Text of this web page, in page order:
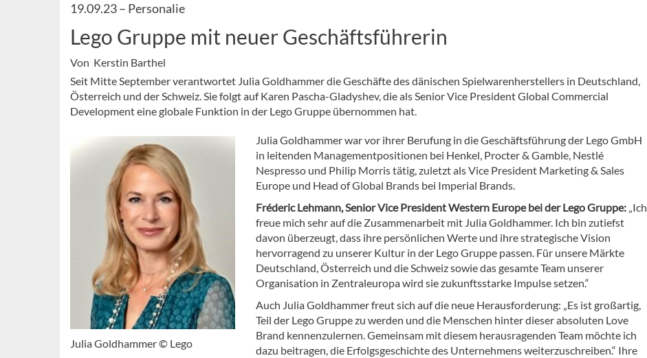
19.09.23 – Personalie
Lego Gruppe mit neuer Geschäftsführerin
Von Kerstin Barthel
Seit Mitte September verantwortet Julia Goldhammer die Geschäfte des dänischen Spielwarenherstellers in Deutschland,
Österreich und der Schweiz. Sie folgt auf Karen Pascha-Gladyshev, die als Senior Vice President Global Commercial
Development eine globale Funktion in der Lego Gruppe übernommen hat.
Julia Goldhammer © Lego
Julia Goldhammer war vor ihrer Berufung in die Geschäftsführung der Lego GmbH
in leitenden Managementpositionen bei Henkel, Procter & Gamble, Nestlé
Nespresso und Philip Morris tätig, zuletzt als Vice President Marketing & Sales
Europe und Head of Global Brands bei Imperial Brands.
Fréderic Lehmann, Senior Vice President Western Europe bei der Lego Gruppe: „Ich
freue mich sehr auf die Zusammenarbeit mit Julia Goldhammer. Ich bin zutiefst
davon überzeugt, dass ihre persönlichen Werte und ihre strategische Vision
hervorragend zu unserer Kultur in der Lego Gruppe passen. Für unsere Märkte
Deutschland, Österreich und die Schweiz sowie das gesamte Team unserer
Organisation in Zentraleuropa wird sie zukunftsstarke Impulse setzen.“
Auch Julia Goldhammer freut sich auf die neue Herausforderung: „Es ist großartig,
Teil der Lego Gruppe zu werden und die Menschen hinter dieser absoluten Love
Brand kennenzulernen. Gemeinsam mit diesem herausragenden Team möchte ich
dazu beitragen, die Erfolgsgeschichte des Unternehmens weiterzuschreiben.“ Ihre